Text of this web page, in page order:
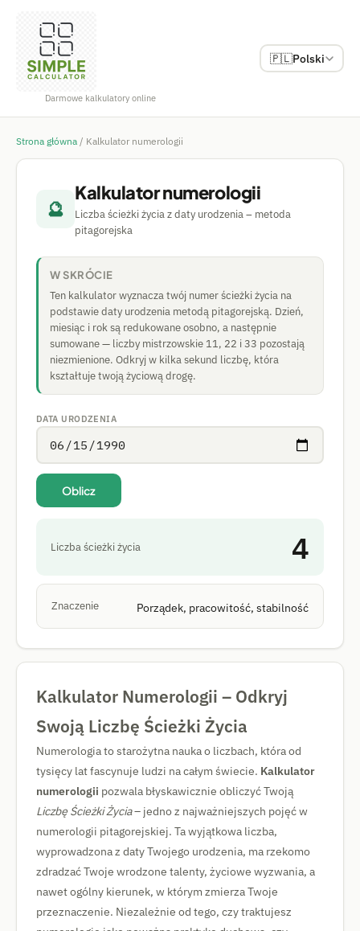
Darmowe kalkulatory online
🇵🇱Polski
Strona główna / Kalkulator numerologii
🔮
Kalkulator numerologii
Liczba ścieżki życia z daty urodzenia – metoda
pitagorejska
W SKRÓCIE
Ten kalkulator wyznacza twój numer ścieżki życia na
podstawie daty urodzenia metodą pitagorejską. Dzień,
miesiąc i rok są redukowane osobno, a następnie
sumowane — liczby mistrzowskie 11, 22 i 33 pozostają
niezmienione. Odkryj w kilka sekund liczbę, która
kształtuje twoją życiową drogę.
DATA URODZENIA
Oblicz
Liczba ścieżki życia 4
Znaczenie Porządek, pracowitość, stabilność
Kalkulator Numerologii – Odkryj
Swoją Liczbę Ścieżki Życia
Numerologia to starożytna nauka o liczbach, która od
tysięcy lat fascynuje ludzi na całym świecie. Kalkulator
numerologii pozwala błyskawicznie obliczyć Twoją
Liczbę Ścieżki Życia– jedno z najważniejszych pojęć w
numerologii pitagorejskiej. Ta wyjątkowa liczba,
wyprowadzona z daty Twojego urodzenia, ma rzekomo
zdradzać Twoje wrodzone talenty, życiowe wyzwania, a
nawet ogólny kierunek, w którym zmierza Twoje
przeznaczenie. Niezależnie od tego, czy traktujesz